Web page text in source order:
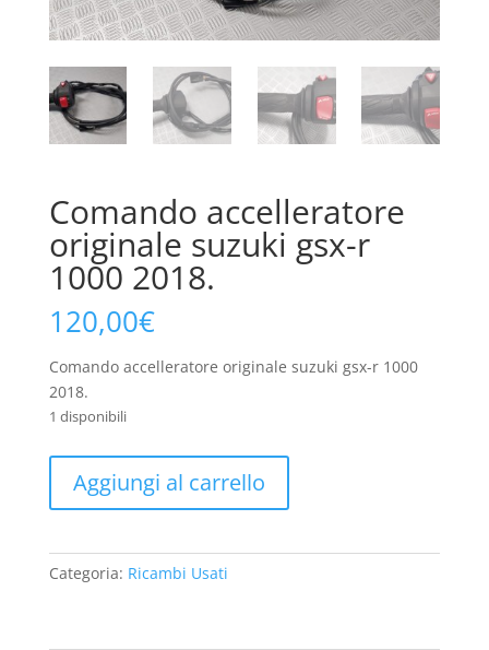
Comando accelleratore
originale suzuki gsx-r
1000 2018.
120,00€
Comando accelleratore originale suzuki gsx-r 1000
2018.
1 disponibili
accelleratore
gsx-
Aggiungi al carrello
Categoria: Ricambi Usati